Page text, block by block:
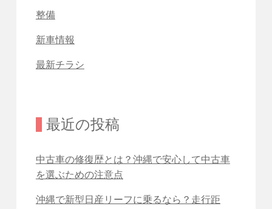
整備
新車情報
最新チラシ
最近の投稿
中古車の修復歴とは？沖縄で安心して中古車
を選ぶための注意点
沖縄で新型日産リーフに乗るなら？走行距